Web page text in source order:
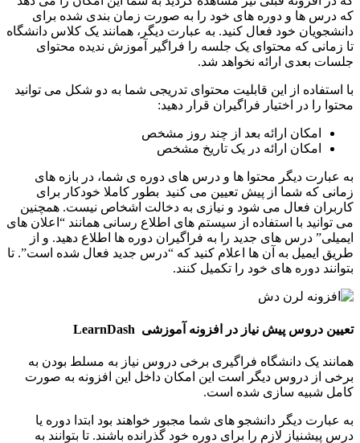
که درس ها و دوره های خود را به صورت زمان‌ بندی شده برای
دانشجویان خود فعال کنید. به عبارت دیگر، همانند یک کلاس دانشگاه
تا زمانی که محتوای یک جلسه را فراگیر آموزش ندیده محتوای
جلسات بعدی ارائه نخواهد شد.
با استفاده از این قابلیت محتوای تدریجی شما به دو شکل می توانید
محتوا را در اختیار فراگیران قرار دهید:
امکان ارائه بعد از چند روز مشخص
امکان ارائه در یک تاریخ مشخص
به عبارت دیگر محتوا ها و درس‌ های دوره‌ ی شما، در بازه‌ های
زمانی که شما از پیش تعیین می کنید بطور کاملا خودکار برای
کاربران فعال می‌ شود و نیازی به دخالت اشخاص نیست. همچنین
می ‌توانید با استفاده از سیستم های اطلاع رسانی همانند “اعلان‌ های
ایمیلی” درس‌ های جدید را به فراگیران دوره ها اطلاع دهید. و از
طریق ایمیل به آن‌ ها اعلام کنید که “درس جدید فعال شده است”. تا
بتوانند دوره های خود را تکمیل کنند.
تعیین دروس پیش نیاز در افزونه آموزشی LearnDash
همانند یک دانشگاه فراگیری برخی دروس نیاز به مسلط بودن به
برخی از دروس دیگر است این امکان داخل این افزونه به صورت
کامل شبیه سازی شده است.
به عبارت دیگر دانشجو های شما مجبور خواهند بود ابتدا دوره یا
درس پیشنیاز لازم را برای دوره خود گذرانده باشند. تا بتوانند به